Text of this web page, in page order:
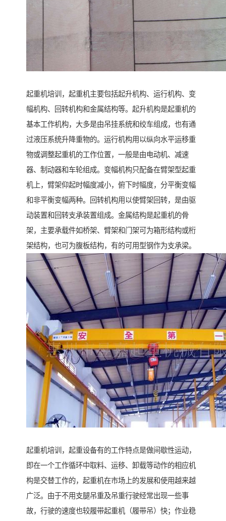
起重机培训，起重机主要包括起升机构、运行机构、变
幅机构、回转机构和金属结构等。起升机构是起重机的
基本工作机构，大多是由吊挂系统和绞车组成，也有通
过液压系统升降重物的。运行机构用以纵向水平运移重
物或调整起重机的工作位置，一般是由电动机、减速
器、制动器和车轮组成。变幅机构只配备在臂架型起重
机上，臂架仰起时幅度减小，俯下时幅度，分平衡变幅
和非平衡变幅两种。回转机构用以使臂架回转，是由驱
动装置和回转支承装置组成。金属结构是起重机的骨
架，主要承载件如桥架、臂架和门架可为箱形结构或桁
架结构，也可为腹板结构，有的可用型钢作为支承梁。
起重机培训，起重设备有的工作特点是做间歇性运动，
即在一个工作循环中取料、运移、卸载等动作的相应机
构是交替工作的，起重机在市场上的发展和使用越来越
广泛。由于不用支腿吊重及吊重行驶经常出现一些事
故，行驶的速度也较履带起重机（履带吊）快；作业稳